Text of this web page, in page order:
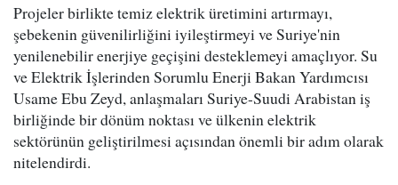
Projeler birlikte temiz elektrik üretimini artırmayı,
şebekenin güvenilirliğini iyileştirmeyi ve Suriye'nin
yenilenebilir enerjiye geçişini desteklemeyi amaçlıyor. Su
ve Elektrik İşlerinden Sorumlu Enerji Bakan Yardımcısı
Usame Ebu Zeyd, anlaşmaları Suriye-Suudi Arabistan iş
birliğinde bir dönüm noktası ve ülkenin elektrik
sektörünün geliştirilmesi açısından önemli bir adım olarak
nitelendirdi.